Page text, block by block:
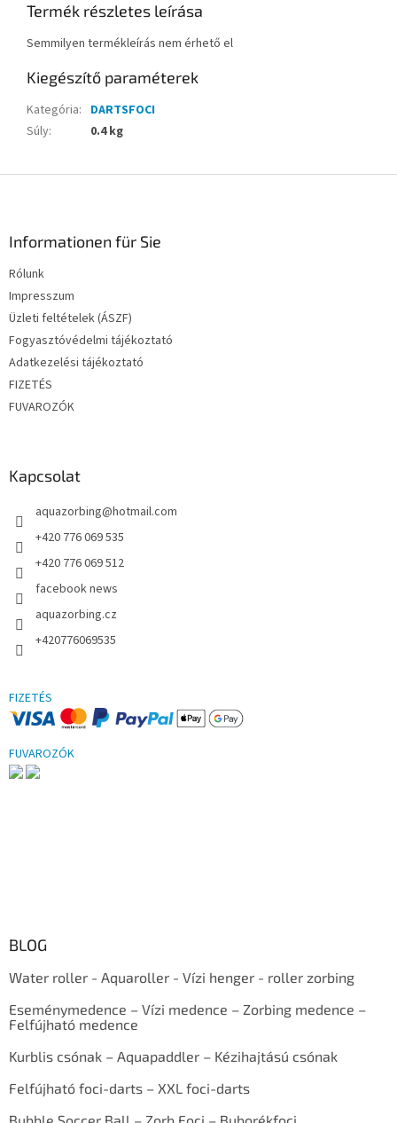
Termék részletes leírása
Semmilyen termékleírás nem érhető el
Kiegészítő paraméterek
Kategória: DARTSFOCI
Súly: 0.4 kg
Informationen für Sie
Rólunk
Impresszum
Üzleti feltételek (ÁSZF)
Fogyasztóvédelmi tájékoztató
Adatkezelési tájékoztató
FIZETÉS
FUVAROZÓK
Kapcsolat
aquazorbing@hotmail.com
+420 776 069 535
+420 776 069 512
facebook news
aquazorbing.cz
+420776069535
FIZETÉS
FUVAROZÓK
BLOG
Water roller - Aquaroller - Vízi henger - roller zorbing
Eseménymedence – Vízi medence – Zorbing medence –
Felfújható medence
Kurblis csónak – Aquapaddler – Kézihajtású csónak
Felfújható foci-darts – XXL foci-darts